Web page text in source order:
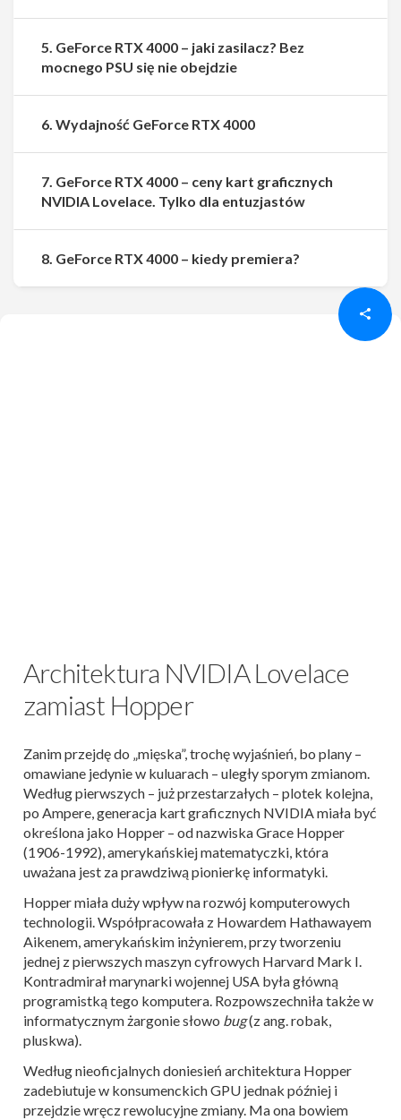
Udostępnij Udostępnij
Architektura NVIDIA Lovelace
zamiast Hopper
Zanim przejdę do „mięska”, trochę wyjaśnień, bo plany –
omawiane jedynie w kuluarach – uległy sporym zmianom.
Według pierwszych – już przestarzałych – plotek kolejna,
po Ampere, generacja kart graficznych NVIDIA miała być
określona jako Hopper – od nazwiska Grace Hopper
(1906-1992), amerykańskiej matematyczki, która
uważana jest za prawdziwą pionierkę informatyki.
Hopper miała duży wpływ na rozwój komputerowych
technologii. Współpracowała z Howardem Hathawayem
Aikenem, amerykańskim inżynierem, przy tworzeniu
jednej z pierwszych maszyn cyfrowych Harvard Mark I.
Kontradmirał marynarki wojennej USA była główną
programistką tego komputera. Rozpowszechniła także w
informatycznym żargonie słowo bug(z ang. robak,
pluskwa).
Według nieoficjalnych doniesień architektura Hopper
zadebiutuje w konsumenckich GPU jednak później i
przejdzie wręcz rewolucyjne zmiany. Ma ona bowiem
5. GeForce RTX 4000 – jaki zasilacz? Bez
mocnego PSU się nie obejdzie
6. Wydajność GeForce RTX 4000
7. GeForce RTX 4000 – ceny kart graficznych
NVIDIA Lovelace. Tylko dla entuzjastów
8. GeForce RTX 4000 – kiedy premiera?